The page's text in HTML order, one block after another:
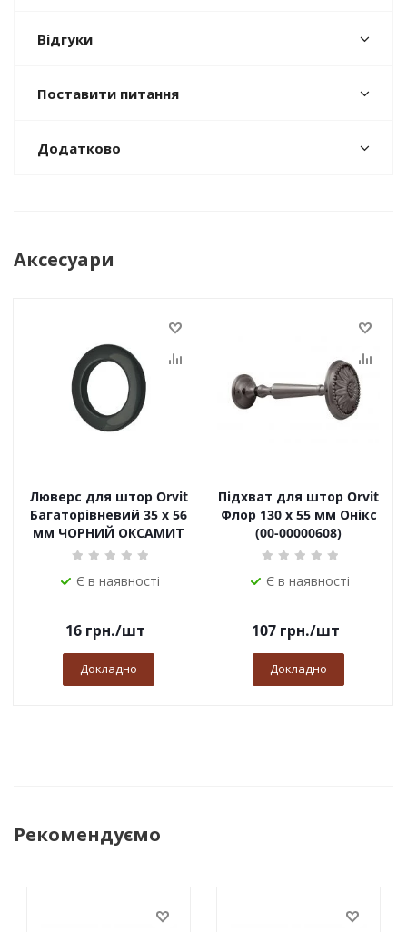
Відгуки
Поставити питання
Додатково
Аксесуари
Люверс для штор Orvit
Багаторівневий 35 х 56
мм ЧОРНИЙ ОКСАМИТ
Є в наявності
16 грн./шт
Докладно
Підхват для штор Orvit
Флор 130 х 55 мм Онікс
(00-00000608)
Є в наявності
107грн./шт
Докладно
Рекомендуємо